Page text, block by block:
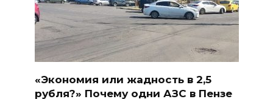
«Экономия или жадность в 2,5
рубля?» Почему одни АЗС в Пензе